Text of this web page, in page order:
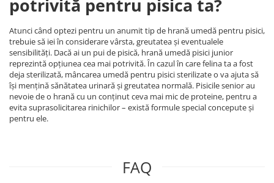
potrivită pentru pisica ta?
Atunci când optezi pentru un anumit tip de hrană umedă pentru pisici,
trebuie să iei în considerare vârsta, greutatea și eventualele
sensibilități. Dacă ai un pui de pisică, hrană umedă pisici junior
reprezintă opțiunea cea mai potrivită. În cazul în care felina ta a fost
deja sterilizată, mâncarea umedă pentru pisici sterilizate o va ajuta să
își mențină sănătatea urinară și greutatea normală. Pisicile senior au
nevoie de o hrană cu un conținut ceva mai mic de proteine, pentru a
evita suprasolicitarea rinichilor – există formule special concepute și
pentru ele.
FAQ